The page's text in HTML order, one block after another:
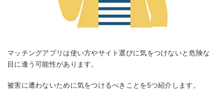
マッチングアプリは使い方やサイト選びに気をつけないと危険な
目に逢う可能性があります。
被害に遭わないために気をつけるべきことを5つ紹介します。